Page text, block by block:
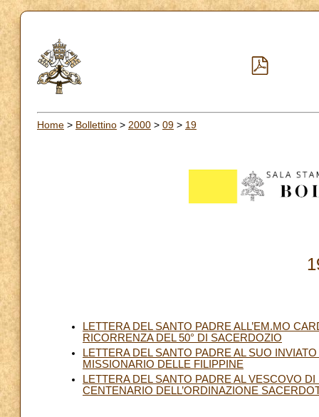
Home > Bollettino > 2000 > 09 > 19
LETTERA DEL SANTO PADRE ALL’EM.MO
RICORRENZA DEL 50° DI SACERDOZIO
LETTERA DEL SANTO PADRE AL SUO
MISSIONARIO DELLE FILIPPINE
LETTERA DEL SANTO PADRE AL VESCOVO
CENTENARIO DELL’ORDINAZIONE